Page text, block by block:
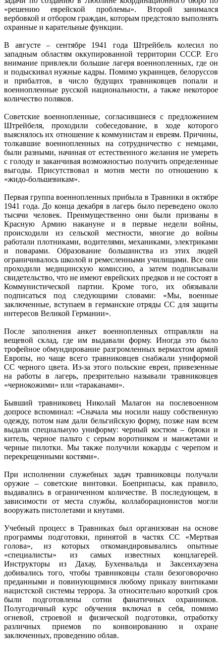
«решению еврейской проблемы». Второй занимался
вербовкой и отбором граждан, которым предстояло выполнять
охранные и карательные функции.
В августе – сентябре 1941 года Штрейбель колесил по
западным областям оккупированной территории СССР. Его
внимание привлекли большие лагеря военнопленных, где он
и подыскивал нужные кадры. Помимо украинцев, белоруссов
и прибалтов, в число будущих травниковцев попали и
военнопленные русской национальности, а также некоторое
количество поляков.
Советские военнопленные, согласившиеся с предложением
Штрейбеля, проходили собеседование, в ходе которого
выяснялось их отношение к коммунистам и евреям. Причины,
толкавшие военнопленных на сотрудничество с немцами,
были разными, начиная от естественного желания не умереть
с голоду и заканчивая возможностью получить определенные
выгоды. Присутствовал и мотив мести по отношению к
«жидо-большевикам».
Первая группа военнопленных прибыла в Травники в октябре
1941 года. До конца декабря в лагерь было переведено около
тысячи человек. Преимущественно они были призваны в
Красную Армию накануне и в первые недели войны,
происходили из сельской местности, многие до войны
работали плотниками, водителями, механиками, электриками
и поварами. Образование большинства из этих людей
ограничивалось школой и ремесленными училищами. Все они
проходили медицинскую комиссию, а затем подписывали
свидетельство, что не имеют еврейских предков и не состоят в
Коммунистической партии. Кроме того, их обязывали
подписаться под следующими словами: «Мы, военные
заключенные, вступаем в германские отряды СС для защиты
интересов Великой Германии».
После заполнения анкет военнопленных отправляли на
вещевой склад, где им выдавали форму. Иногда это было
трофейное обмундирование разгромленных вермахтом армий
Европы, но чаще всего травниковцев снабжали униформой
СС черного цвета. Из-за этого польские евреи, привезенные
на работы в лагерь, презрительно называли травниковцев
«чернокожими» или «тараканами».
Бывший травниковец Николай Малагон на послевоенном
допросе вспоминал: «Сначала мы носили нашу собственную
одежду, потом нам дали бельгийскую форму, позже нам всем
выдали специальную униформу: черный костюм – брюки и
китель, черное пальто с серым воротником и манжетами и
черные пилотки. Мы также получили кокарды с черепом и
перекрещенными костями».
При исполнении служебных задач травниковцы получали
оружие – советские винтовки. Боеприпасы, как правило,
выдавались в ограниченном количестве. В последующем, в
зависимости от места службы, коллаборационистов могли
вооружать пистолетами и кнутами.
Учебный процесс в Травниках был организован на основе
программы подготовки, принятой в частях СС «Мертвая
голова», из которых откомандировывались опытные
«специалисты» из самых известных концлагерей.
Инструкторы из Дахау, Бухенвальда и Заксенхаузена
добивались того, чтобы травниковцы стали безоговорочно
преданными и повинующимися любому приказу винтиками
нацистской системы террора. За относительно короткий срок
были подготовлены сотни фанатичных охранников.
Полугодичный курс обучения включал в себя, помимо
огневой, строевой и физической подготовки, отработку
различных приемов по конвоированию и охране
заключенных, проведению облав.